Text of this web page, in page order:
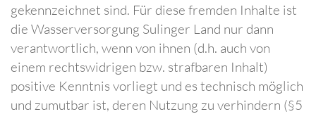
gekennzeichnet sind. Für diese fremden Inhalte ist
die Wasserversorgung Sulinger Land nur dann
verantwortlich, wenn von ihnen (d.h. auch von
einem rechtswidrigen bzw. strafbaren Inhalt)
positive Kenntnis vorliegt und es technisch möglich
und zumutbar ist, deren Nutzung zu verhindern (§5